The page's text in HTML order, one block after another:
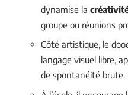
dynamise la
groupe ou réunions
Côté artistique, le
langage visuel libre,
de spontanéité brute.